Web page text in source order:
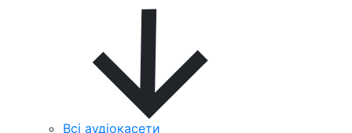
Всі аудіокасети